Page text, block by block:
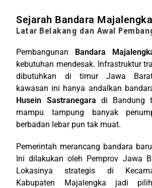
Sejarah Bandara Majalengka
Latar Belakang dan Awal
Pembangunan Bandara
kebutuhan mendesak. Infrastruktur
dibutuhkan di timur Jawa
kawasan ini hanya andalkan
Husein Sastranegara di Bandung
mampu tampung banyak
berbadan lebar pun tak muat.
Pemerintah merancang bandara
Ini dilakukan oleh Pemprov Jawa
Lokasinya strategis di
Kabupaten Majalengka jadi